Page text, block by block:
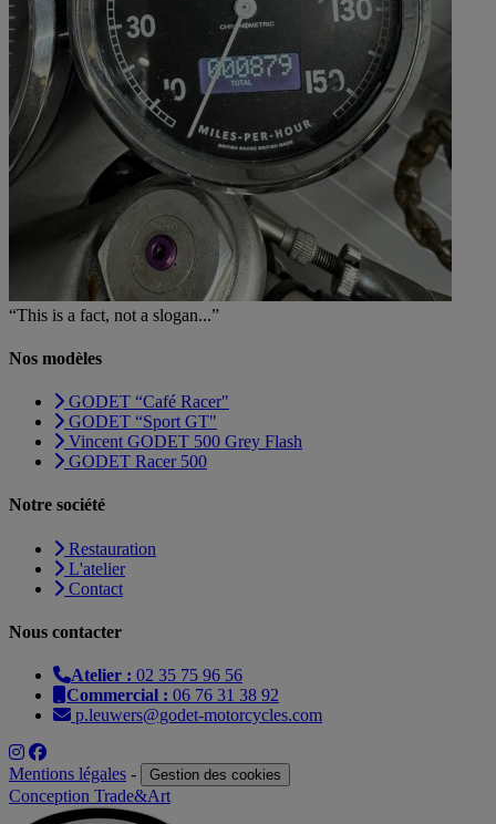
“This is a fact, not a slogan...”
Nos modèles
GODET “Café Racer"
GODET “Sport GT"
Vincent GODET 500 Grey Flash
GODET Racer 500
Notre société
Restauration
L'atelier
Contact
Nous contacter
Atelier : 02 35 75 96 56
Commercial : 06 76 31 38 92
p.leuwers@godet-motorcycles.com
Mentions légales - Gestion des cookies
Conception Trade&Art